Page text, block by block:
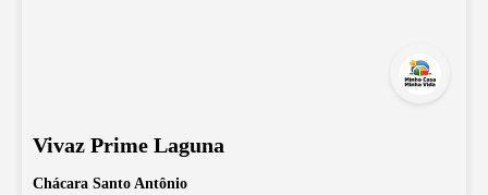
Vivaz Prime Laguna
Chácara Santo Antônio